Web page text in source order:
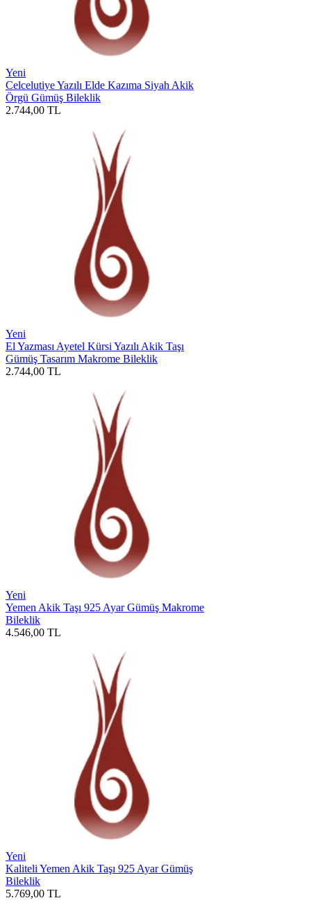
Yeni
Celcelutiye Yazılı Elde Kazıma Siyah Akik
Örgü Gümüş Bileklik
2.744,00 TL
Yeni
El Yazması Ayetel Kürsi Yazılı Akik Taşı
Gümüş Tasarım Makrome Bileklik
2.744,00 TL
Yeni
Yemen Akik Taşı 925 Ayar Gümüş Makrome
Bileklik
4.546,00 TL
Yeni
Kaliteli Yemen Akik Taşı 925 Ayar Gümüş
Bileklik
5.769,00 TL